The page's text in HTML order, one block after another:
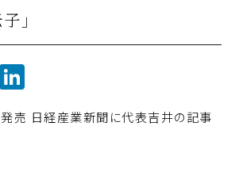
」
X
k
売 日経産業新聞に代表吉井の記事